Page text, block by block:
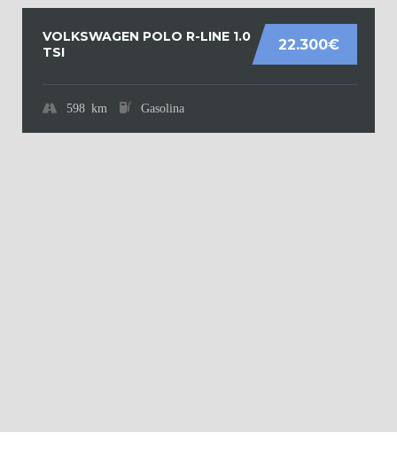
22.300€
VOLKSWAGEN POLO R-LINE 1.0
TSI
598 km Gasolina